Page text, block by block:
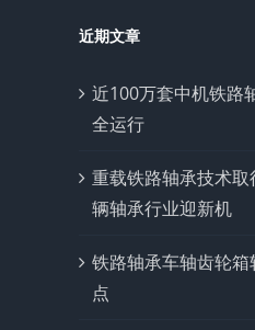
近期文章
近100万套中机铁路
全运行
重载铁路轴承技术
辆轴承行业迎新机
铁路轴承车轴齿轮
点